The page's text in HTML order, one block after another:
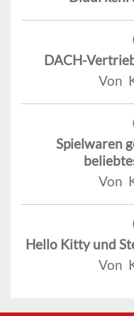
DACH-
Von
Spielwaren
Von
Hello Kitty und
Von